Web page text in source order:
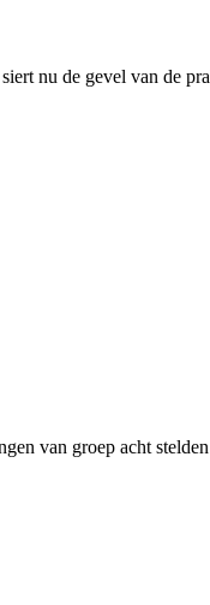
nu de gevel van de
van groep acht